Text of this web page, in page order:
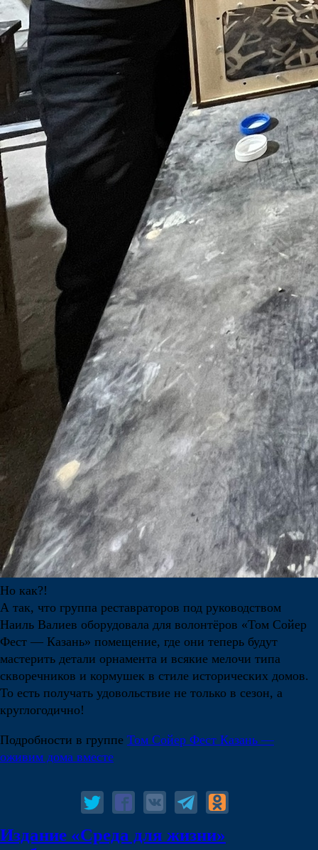
Но как?!
А так, что группа реставраторов под руководством
Наиль Валиев оборудовала для волонтёров «Том Сойер
Фест — Казань» помещение, где они теперь будут
мастерить детали орнамента и всякие мелочи типа
скворечников и кормушек в стиле исторических домов.
То есть получать удовольствие не только в сезон, а
круглогодично!
Подробности в группе Том Сойер Фест Казань —
оживим дома вместе
Издание «Среда для жизни»